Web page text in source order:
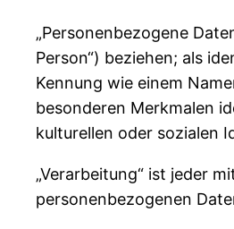
„Personenbezogene
Person“) beziehen; als
Kennung wie einem
besonderen Merkmalen
kulturellen oder sozialen
„Verarbeitung“ ist jeder
personenbezogenen